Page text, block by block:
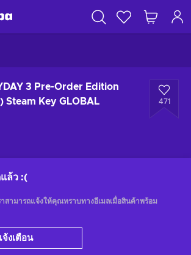
3 Pre-Order Edition
Steam Key GLOBAL
471
ล้ว :(
าสามารถแจ้งให้คุณทราบทางอีเมลเมื่อสินค้าพร้อม
จ้งเตือน